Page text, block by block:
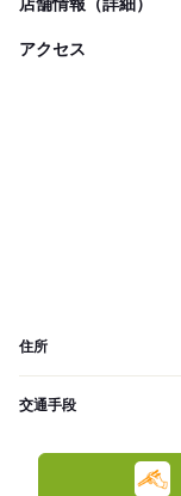
アクセス
住所
交通手段